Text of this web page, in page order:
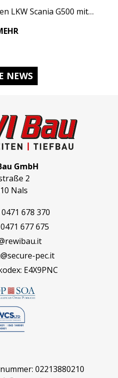
LKW Scania G500 mit…
NEWS
GmbH
2
Nals
678 370
677 675
pec.it
E4X9PNC
02213880210